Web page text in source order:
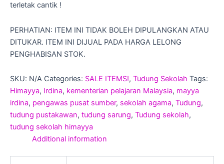
terletak cantik !
PERHATIAN: ITEM INI TIDAK BOLEH DIPULANGKAN ATAU
DITUKAR. ITEM INI DIJUAL PADA HARGA LELONG
PENGHABISAN STOK.
SKU: N/A Categories: SALE ITEMS!, Tudung Sekolah Tags:
Himayya, Irdina, kementerian pelajaran Malaysia, mayya
irdina, pengawas pusat sumber, sekolah agama, Tudung,
tudung pustakawan, tudung sarung, Tudung sekolah,
tudung sekolah himayya
Additional information